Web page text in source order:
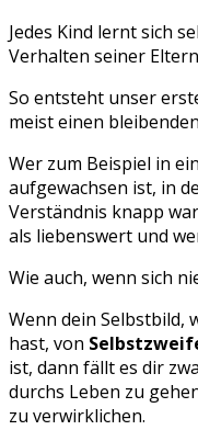
Jedes Kind lernt sich
Verhalten seiner
So entsteht unser
meist einen
Wer zum Beispiel in
aufgewachsen ist, in
Verständnis knapp
als liebenswert und
Wie auch, wenn sich
Wenn dein Selbstbild,
hast, von
ist, dann fällt es dir
durchs Leben zu
zu verwirklichen.